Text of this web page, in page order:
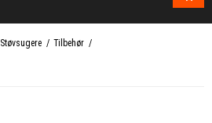
Støvsugere / Tilbehør /